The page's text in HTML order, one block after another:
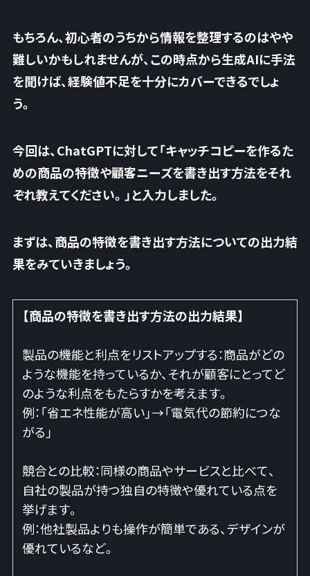
もちろん、初心者のうちから情報を整理するのはやや
難しいかもしれませんが、この時点から生成AIに手法
を聞けば、経験値不足を十分にカバーできるでしょ
う。
今回は、ChatGPTに対して「キャッチコピーを作るた
めの商品の特徴や顧客ニーズを書き出す方法をそれ
ぞれ教えてください。」と入力しました。
まずは、商品の特徴を書き出す方法についての出力結
果をみていきましょう。
【商品の特徴を書き出す方法の出力結果】
製品の機能と利点をリストアップする：商品がどの
ような機能を持っているか、それが顧客にとってど
のような利点をもたらすかを考えます。
例：「省エネ性能が高い」→「電気代の節約につな
がる」
競合との比較：同様の商品やサービスと比べて、
自社の製品が持つ独自の特徴や優れている点を
挙げます。
例：他社製品よりも操作が簡単である、デザインが
優れているなど。